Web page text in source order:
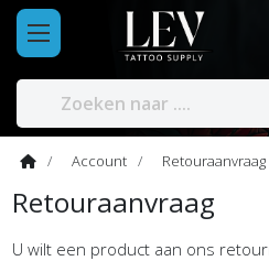
Account Retouraanvraag
Retouraanvraag
U wilt een product aan ons